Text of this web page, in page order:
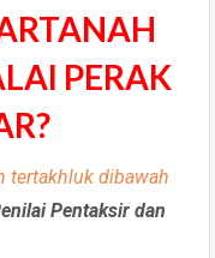
PERAK
tertakhluk dibawah
Pentaksir dan